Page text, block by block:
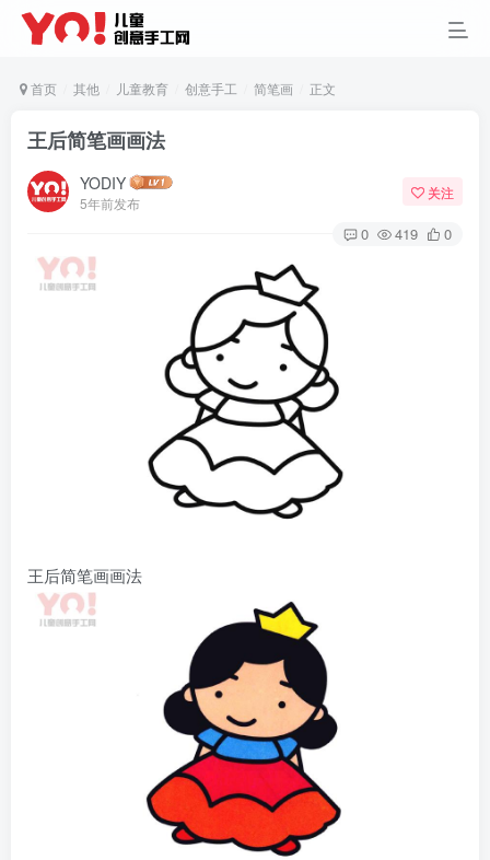
首页 其他 儿童教育 创意手工 简笔画 正文
王后简笔画画法
YODIY
5年前发布
关注
0 419 0
王后简笔画画法